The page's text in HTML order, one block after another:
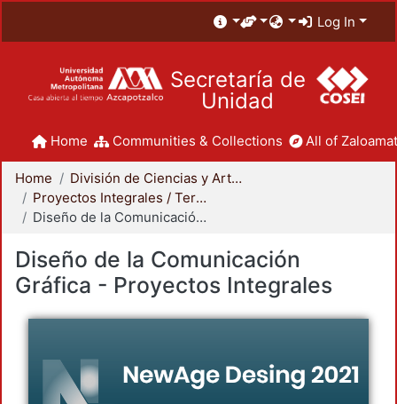
Log In
Secretaría de
Unidad
Home Communities & Collections All of
Home
División de Ciencias y Artes para el Diseño
Proyectos Integrales / Terminales - Licenciatura
Diseño de la Comunicación Gráfica - Proyectos Integrales
Diseño de la Comunicación
Gráfica - Proyectos Integrales